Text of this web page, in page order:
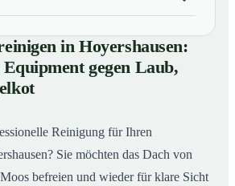
in Hoyershausen: Mit speziellem
Laub, Moos und Vogelkot
Reinigung eines
ab
in Hoyershausen:
gegen Laub,
Reinigung für Ihren
Sie möchten das Dach von
befreien und wieder für klare Sicht